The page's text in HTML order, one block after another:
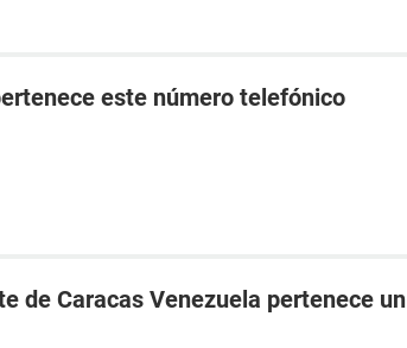
este número telefónico
de Caracas Venezuela pertenece un